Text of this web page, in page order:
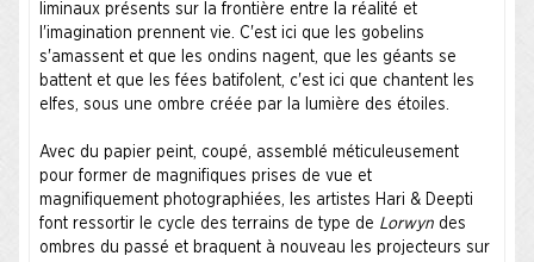
liminaux présents sur la frontière entre la réalité et
l'imagination prennent vie. C'est ici que les gobelins
s'amassent et que les ondins nagent, que les géants se
battent et que les fées batifolent, c'est ici que chantent les
elfes, sous une ombre créée par la lumière des étoiles.
Avec du papier peint, coupé, assemblé méticuleusement
pour former de magnifiques prises de vue et
magnifiquement photographiées, les artistes Hari & Deepti
font ressortir le cycle des terrains de type de Lorwyn des
ombres du passé et braquent à nouveau les projecteurs sur